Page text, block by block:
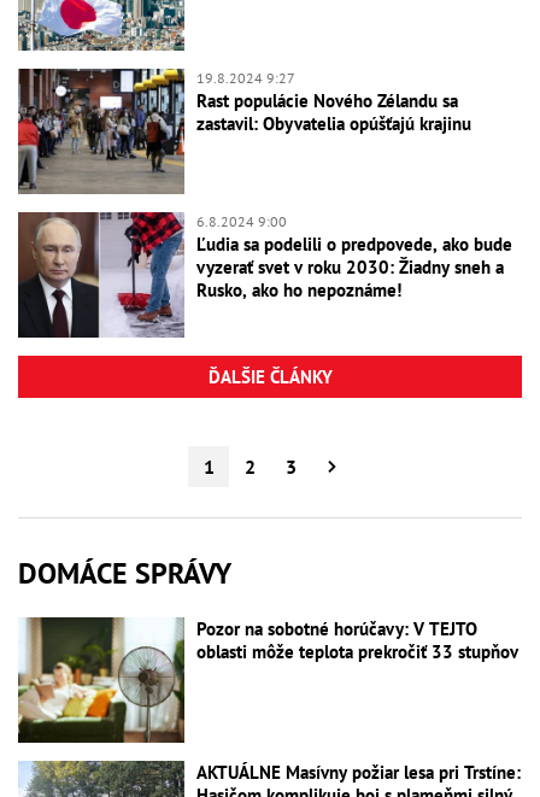
19.8.2024 9:27
Rast populácie Nového Zélandu sa
zastavil: Obyvatelia opúšťajú krajinu
6.8.2024 9:00
Ľudia sa podelili o predpovede, ako bude
vyzerať svet v roku 2030: Žiadny sneh a
Rusko, ako ho nepoznáme!
ĎALŠIE ČLÁNKY
1 2 3
DOMÁCE SPRÁVY
Pozor na sobotné horúčavy: V TEJTO
oblasti môže teplota prekročiť 33 stupňov
AKTUÁLNE Masívny požiar lesa pri Trstíne: